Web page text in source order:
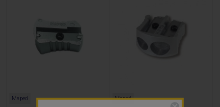
Maped Maped